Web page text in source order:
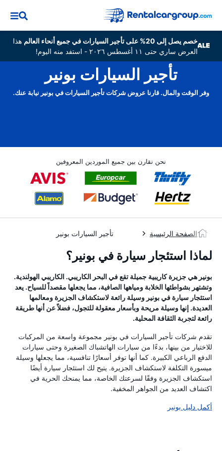
خصم يصل إلى 20% على تأجير السيارات في جميع أنحاء العالم
هذا
العرض ساري حتى ١١ أغسطس ٢٠٢٦ - استفد منه اليوم!
تأجير السيارات بونير
وفر الوقت والمال. قارنا عروض شركات تأجير السيارات في بونير نيابة عنك.
نحن نقارن بين جميع الموردين المعروفين
الصفحة الرئيسية تأجير السيارات بونير
لماذا استئجار سيارة في بونير؟
بونير هي جزيرة كاريبية جميلة تقع في البحر الكاريبي. الكاريبي الهولندية.
وتشتهر بشواطئها الخلابة ومياهها الصافية، مما يجعلها مقصداً للسياح. يعد
استئجار سيارة في بونير وسيلة رائعة لاستكشاف الجزيرة ومعالمها
العديدة. إنها وسيلة مريحة وبأسعار معقولة للتجول، فضلاً عن أنها طريقة
رائعة لتجربة الثقافة المحلية.
تقدم شركات تأجير السيارات في بونير مجموعة واسعة من المركبات
للاختيار من بينها، بدءًا من سيارات الهاتشباك الصغيرة وحتى سيارات
الدفع الرباعي الكبيرة. كما أنها توفر أسعارًا تنافسية، مما يجعلها وسيلة
ميسورة التكلفة لاستكشاف الجزيرة. يتيح لك استئجار سيارة أيضًا
استكشاف الجزيرة وفقًا لسرعتك الخاصة، مما يمنحك الحرية في
اكتشاف العديد من الجواهر المخفية.
أكمل دليل بونير